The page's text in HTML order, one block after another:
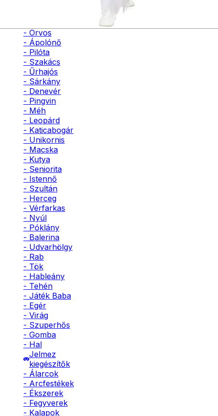
- Orvos
- Ápolónő
- Pilóta
- Szakács
- Űrhajós
- Sárkány
- Denevér
- Pingvin
- Méh
- Leopárd
- Katicabogár
- Unikornis
- Macska
- Kutya
- Seniorita
- Istennő
- Szultán
- Herceg
- Vérfarkas
- Nyúl
- Póklány
- Balerina
- Udvarhölgy
- Rab
- Tök
- Hableány
- Tehén
- Játék Baba
- Egér
- Virág
- Szuperhős
- Gomba
- Hal
Jelmez
kiegészítők
- Álarcok
- Arcfestékek
- Ékszerek
- Fegyverek
- Kalapok